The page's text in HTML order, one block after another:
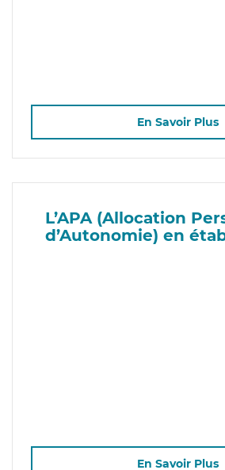
En Savoir Plus
L’APA (Allocation
d’Autonomie) en
En Savoir Plus